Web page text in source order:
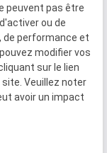
Gestion des
cookies
peuvent pas être
ou de
de performance et
modifier vos
sur le lien
Veuillez noter
avoir un impact